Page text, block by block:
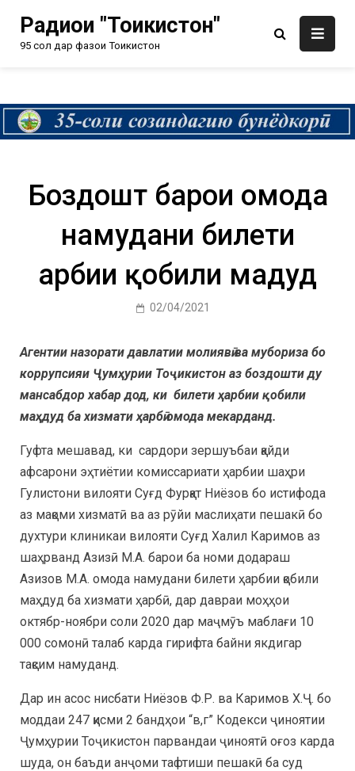
Радиои "Тоҷикистон"
95 сол дар фазои Тоҷикистон
Боздошт барои омода
намудани билети
ҳарбии қобили маҳдуд
02/04/2021
Агентии назорати давлатии молиявӣ ва мубориза бо
коррупсияи Ҷумҳурии Тоҷикистон аз боздошти ду
мансабдор хабар дод, ки билети ҳарбии қобили
маҳдуд ба хизмати ҳарбӣ омода мекарданд.
Гуфта мешавад, ки сардори зершуъбаи қайди
афсарони эҳтиётии комиссариати ҳарбии шаҳри
Гулистони вилояти Суғд Фурқат Ниёзов бо истифода
аз мақоми хизматӣ ва аз рӯйи маслиҳати пешакӣ бо
духтури клиникаи вилояти Суғд Халил Каримов аз
шаҳрванд Азизӣ М.А. барои ба номи додараш
Азизов М.А. омода намудани билети ҳарбии қобили
маҳдуд ба хизмати ҳарбӣ, дар давраи моҳҳои
октябр-ноябри соли 2020 дар маҷмӯъ маблағи 10
000 сомонӣ талаб карда гирифта байни якдигар
тақсим намуданд.
Дар ин асос нисбати Ниёзов Ф.Р. ва Каримов Х.Ҷ. бо
моддаи 247 қисми 2 бандҳои “в,г” Кодекси ҷиноятии
Ҷумҳурии Тоҷикистон парвандаи ҷиноятӣ оғоз карда
шуда, он баъди анҷоми тафтиши пешакӣ ба суд